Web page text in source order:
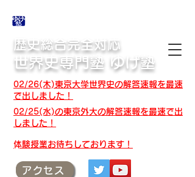
歴史総合完全対応
世界史専門塾 ゆげ塾
02/25(水)の東京外大の解答速報を最速で出
しました！
​体験授業お待ちしております！
アクセス
02/26(木)東京大学世界史の解答速報を最速
で出しました！